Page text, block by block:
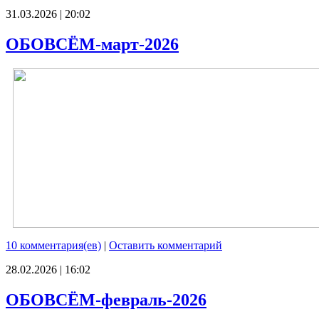
31.03.2026 | 20:02
ОБОВСЁМ-март-2026
10 комментария(ев) | Оставить комментарий
28.02.2026 | 16:02
ОБОВСЁМ-февраль-2026